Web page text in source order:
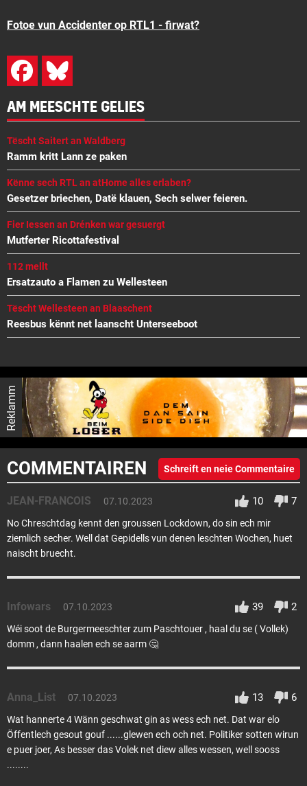
Fotoe vun Accidenter op RTL1 - firwat?
AM MEESCHTE GELIES
Tëscht Saitert an Waldberg
Ramm kritt Lann ze paken
Kënne sech RTL an atHome alles erlaben?
Gesetzer briechen, Datë klauen, Sech selwer feieren.
Fier Iessen an Drénken war gesuergt
Mutferter Ricottafestival
112 mellt
Ersatzauto a Flamen zu Wellesteen
Tëscht Wellesteen an Blaaschent
Reesbus kënnt net laanscht Unterseeboot
Reklamm
COMMENTAIREN Schreift en neie Commentaire
JEAN-FRANCOIS 07.10.2023 10 7
No Chreschtdag kennt den groussen Lockdown, do sin ech mir
ziemlich secher. Well dat Gepidells vun denen leschten Wochen, huet
naischt bruecht.
Infowars 07.10.2023 39 2
Wéi soot de Burgermeeschter zum Paschtouer , haal du se ( Vollek)
domm , dann haalen ech se aarm 🤔
Anna_List 07.10.2023 13 6
Wat hannerte 4 Wänn geschwat gin as wess ech net. Dat war elo
Öffentlech gesout gouf ......glewen ech och net. Politiker sotten wirun
e puer joer, As besser das Volek net diew alles wessen, well sooss
........